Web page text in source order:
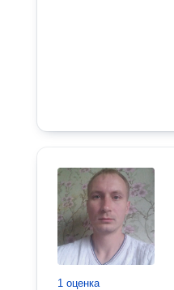
1 оценка